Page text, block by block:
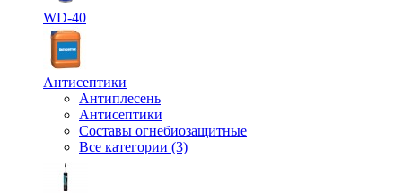
WD-40
Антисептики
Антиплесень
Антисептики
Составы огнебиозащитные
Все категории (3)